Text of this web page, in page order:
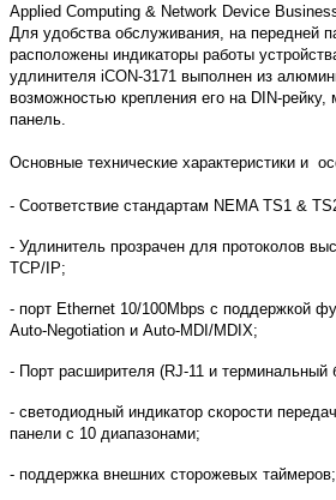
Applied Computing & Network Device
Для удобства обслуживания, на передней
расположены индикаторы работы
удлинителя iCON-3171 выполнен из
возможностью крепления его на DIN-рейку,
панель.
Основные технические характеристики и
- Соответствие стандартам NEMA TS1 &
- Удлинитель прозрачен для протоколов
TCP/IP;
- порт Ethernet 10/100Mbps с поддержкой
Auto-Negotiation и Auto-MDI/MDIX;
- Порт расширителя (RJ-11 и терминальный
- светодиодный индикатор скорости
панели с 10 диапазонами;
- поддержка внешних сторожевых таймеров;